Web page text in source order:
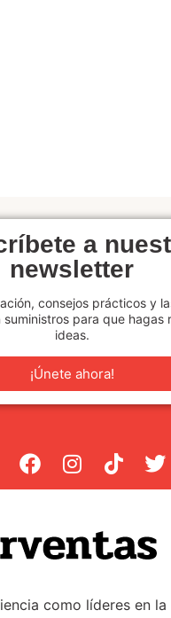
a
newsletter
consejos prácticos y
suministros para que hagas
ideas.
¡Únete ahora!
como líderes en